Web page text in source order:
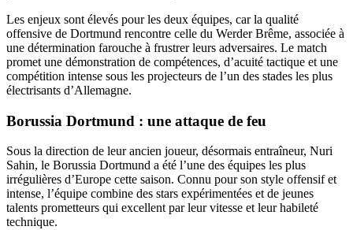
Les enjeux sont élevés pour les deux équipes, car la qualité
offensive de Dortmund rencontre celle du Werder Brême, associée à
une détermination farouche à frustrer leurs adversaires. Le match
promet une démonstration de compétences, d’acuité tactique et une
compétition intense sous les projecteurs de l’un des stades les plus
électrisants d’Allemagne.
Borussia Dortmund : une attaque de feu
Sous la direction de leur ancien joueur, désormais entraîneur, Nuri
Sahin, le Borussia Dortmund a été l’une des équipes les plus
irrégulières d’Europe cette saison. Connu pour son style offensif et
intense, l’équipe combine des stars expérimentées et de jeunes
talents prometteurs qui excellent par leur vitesse et leur habileté
technique.